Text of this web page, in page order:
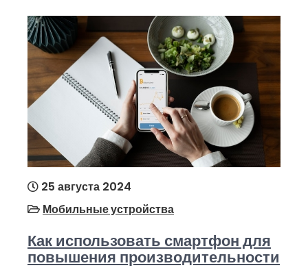
25 августа 2024
Мобильные устройства
Как использовать смартфон для
повышения производительности